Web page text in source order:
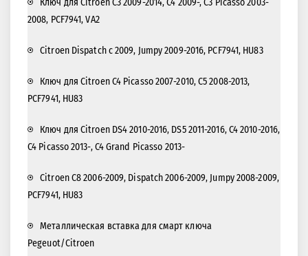
Ключ для Citroen C3 2009-2014, C4 2009-, C3 Picasso 2003-
2008, PCF7941, VA2
Citroen Dispatch с 2009, Jumpy 2009-2016, PCF7941, HU83
Ключ для Citroen C4 Picasso 2007-2010, C5 2008-2013,
PCF7941, HU83
Ключ для Citroen DS4 2010-2016, DS5 2011-2016, C4 2010-2016,
C4 Picasso 2013-, C4 Grand Picasso 2013-
Citroen C8 2006-2009, Dispatch 2006-2009, Jumpy 2008-2009,
PCF7941, HU83
Металлическая вставка для смарт ключа
Pegeuot/Citroen